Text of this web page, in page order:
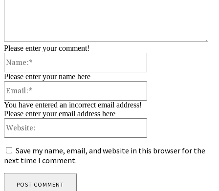
Please enter your comment!
Please enter your name here
You have entered an incorrect email address!
Please enter your email address here
Save my name, email, and website in this browser for the
next time I comment.